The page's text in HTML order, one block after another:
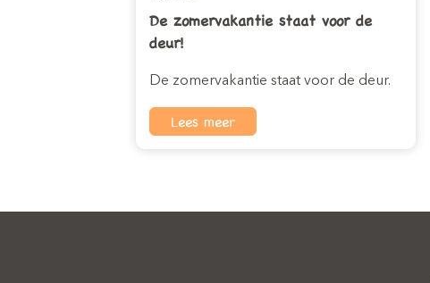
De zomervakantie staat voor de
deur!
De zomervakantie staat voor de deur.
Lees meer